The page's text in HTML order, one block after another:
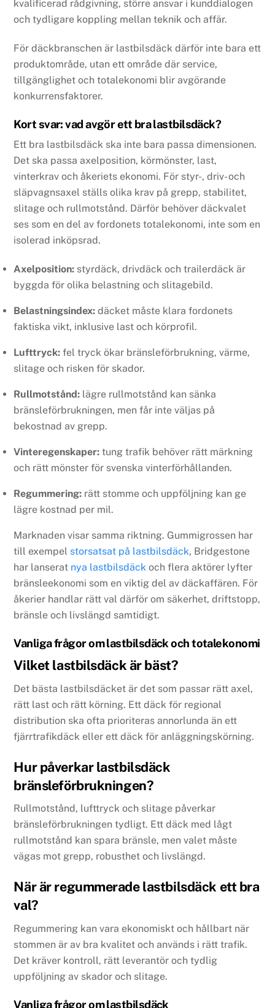
kvalificerad rådgivning, större ansvar i kunddialogen
och tydligare koppling mellan teknik och affär.
För däckbranschen är lastbilsdäck därför inte bara ett
produktområde, utan ett område där service,
tillgänglighet och totalekonomi blir avgörande
konkurrensfaktorer.
Kort svar: vad avgör ett bra lastbilsdäck?
Ett bra lastbilsdäck ska inte bara passa dimensionen.
Det ska passa axelposition, körmönster, last,
vinterkrav och åkeriets ekonomi. För styr-, driv- och
släpvagnsaxel ställs olika krav på grepp, stabilitet,
slitage och rullmotstånd. Därför behöver däckvalet
ses som en del av fordonets totalekonomi, inte som en
isolerad inköpsrad.
Axelposition: styrdäck, drivdäck och trailerdäck är
byggda för olika belastning och slitagebild.
Belastningsindex: däcket måste klara fordonets
faktiska vikt, inklusive last och körprofil.
Lufttryck: fel tryck ökar bränsleförbrukning, värme,
slitage och risken för skador.
Rullmotstånd: lägre rullmotstånd kan sänka
bränsleförbrukningen, men får inte väljas på
bekostnad av grepp.
Vinteregenskaper: tung trafik behöver rätt märkning
och rätt mönster för svenska vinterförhållanden.
Regummering: rätt stomme och uppföljning kan ge
lägre kostnad per mil.
Marknaden visar samma riktning. Gummigrossen har
till exempel storsatsat på lastbilsdäck, Bridgestone
har lanserat nya lastbilsdäck och flera aktörer lyfter
bränsleekonomi som en viktig del av däckaffären. För
åkerier handlar rätt val därför om säkerhet, driftstopp,
bränsle och livslängd samtidigt.
Vanliga frågor om lastbilsdäck och totalekonomi
Vilket lastbilsdäck är bäst?
Det bästa lastbilsdäcket är det som passar rätt axel,
rätt last och rätt körning. Ett däck för regional
distribution ska ofta prioriteras annorlunda än ett
fjärrtrafikdäck eller ett däck för anläggningskörning.
Hur påverkar lastbilsdäck
bränsleförbrukningen?
Rullmotstånd, lufttryck och slitage påverkar
bränsleförbrukningen tydligt. Ett däck med lågt
rullmotstånd kan spara bränsle, men valet måste
vägas mot grepp, robusthet och livslängd.
När är regummerade lastbilsdäck ett bra
val?
Regummering kan vara ekonomiskt och hållbart när
stommen är av bra kvalitet och används i rätt trafik.
Det kräver kontroll, rätt leverantör och tydlig
uppföljning av skador och slitage.
Vanliga frågor om lastbilsdäck